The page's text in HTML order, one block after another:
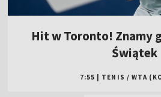
Hit w Toronto! Znamy
Świątek
7:55 TENIS / WTA